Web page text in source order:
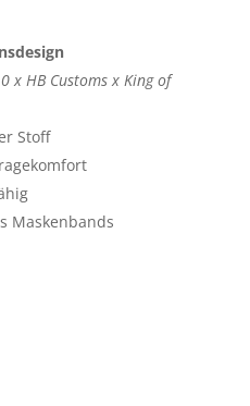
x HB Customs x King of
Stoff
Maskenbands